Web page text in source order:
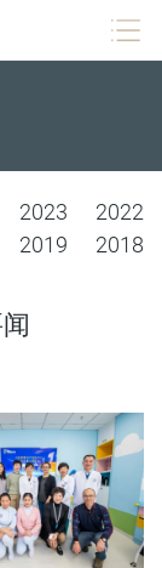
2023
2022
2019 2018